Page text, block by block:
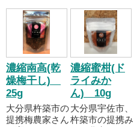
濃縮南高(乾
燥梅干し)
25g
大分県杵築市の
提携梅農家さん
濃縮蜜柑(ド
ライみか
ん) 10g
大分県宇佐市、
杵築市の提携み